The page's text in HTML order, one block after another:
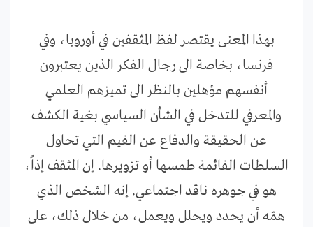
بهذا المعنى يقتصر لفظ المثقفين في أوروبا، وفي
فرنسا، بخاصة الى رجال الفكر الذين يعتبرون
أنفسهم مؤهلين بالنظر الى تميزهم العلمي
والمعرفي للتدخل في الشأن السياسي بغية الكشف
عن الحقيقة والدفاع عن القيم التي تحاول
السلطات القائمة طمسها أو تزويرها. إن المثقف إذاً،
هو في جوهره ناقد اجتماعي. إنه الشخص الذي
همّه أن يحدد ويحلل ويعمل، من خلال ذلك، على